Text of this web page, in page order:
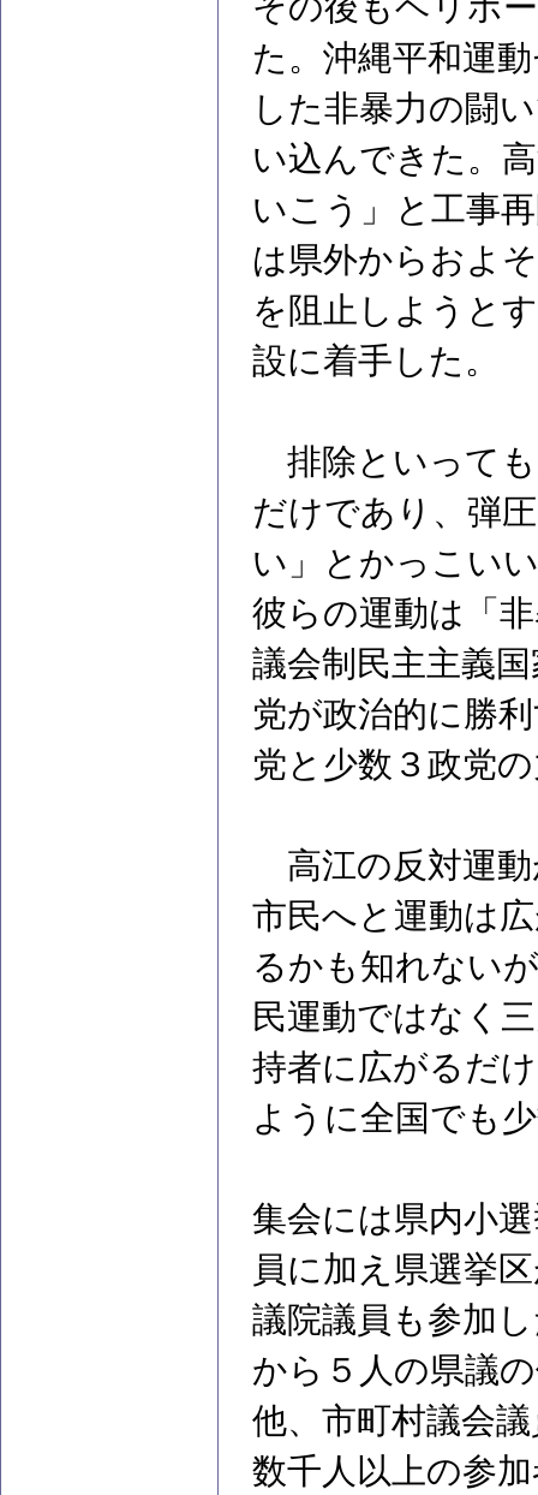
た。沖縄平和運
した非暴力の闘
い込んできた。
いこう」と工事
は県外からおよ
を阻止しようと
設に着手した。
排除といっても
だけであり、弾
い」とかっこい
彼らの運動は「
議会制民主主義
党が政治的に勝
党と少数３政党
高江の反対運動
市民へと運動は
るかも知れない
民運動ではなく
持者に広がるだ
ように全国でも
集会には県内小
員に加え県選挙
議院議員も参加
から５人の県議
他、市町村議会
数千人以上の参